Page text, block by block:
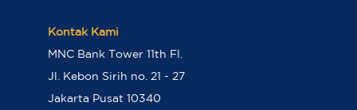
Kontak Kami
MNC Bank Tower 11th Fl.
Jl. Kebon Sirih no. 21 - 27
Jakarta Pusat 10340